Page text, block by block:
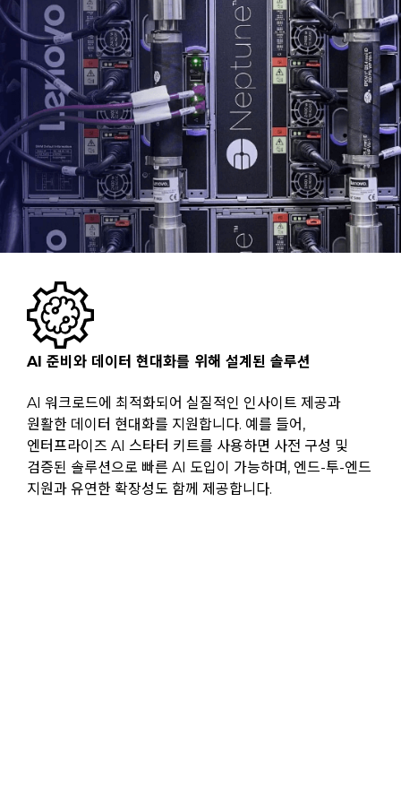
AI 준비와 데이터 현대화를 위해 설계된 솔루션
AI 워크로드에 최적화되어 실질적인 인사이트 제공과
원활한 데이터 현대화를 지원합니다. 예를 들어,
엔터프라이즈 AI 스타터 키트를 사용하면 사전 구성 및
검증된 솔루션으로 빠른 AI 도입이 가능하며, 엔드-투-엔드
지원과 유연한 확장성도 함께 제공합니다.